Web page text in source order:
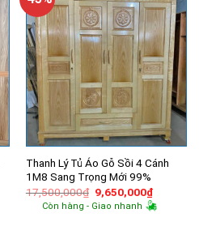
Thanh Lý Tủ Áo Gỗ Sồi 4 Cánh
1M8 Sang Trọng Mới 99%
17,500,000₫ Giá
gốc
là:
9,650,000₫Giá
hiện
tại
Còn hàng - Giao nhanh